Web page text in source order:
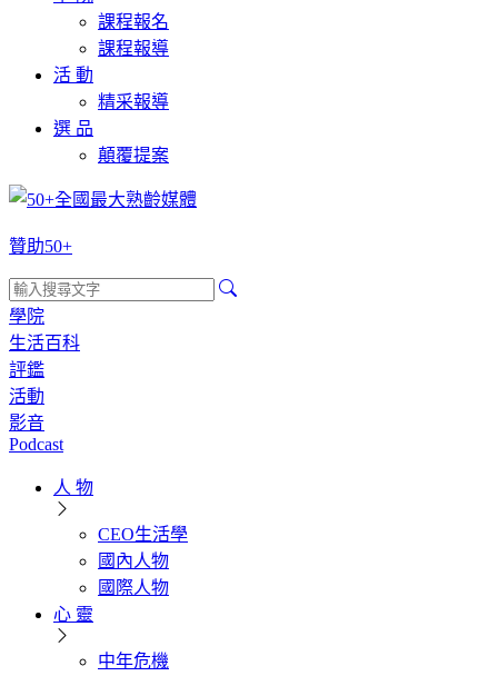
課程報名
課程報導
活 動
精采報導
選 品
顛覆提案
贊助50+
學院
生活百科
評鑑
活動
影音
Podcast
人 物
CEO生活學
國內人物
國際人物
心 靈
中年危機